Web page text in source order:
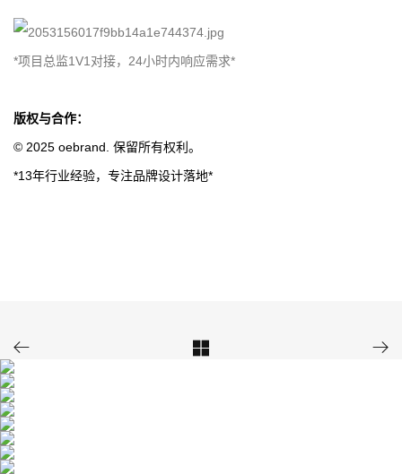
*项目总监1V1对接，24小时内响应需求*
版权与合作：
© 2025 oebrand. 保留所有权利。
*13年行业经验，专注品牌设计落地*
  